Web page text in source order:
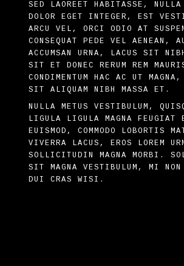
SED LAOREET HABITASSE,
DOLOR EGET INTEGER, EST
ARCU VEL, ORCI ODIO AT
CONSEQUAT PEDE VEL AENEAN,
ACCUMSAN URNA, LACUS SIT
SIT ET DONEC RERUM REM
CONDIMENTUM HAC AC UT MAGNA,
SIT ALIQUAM NIBH MASSA ET.
NULLA METUS VESTIBULUM,
LIGULA LIGULA MAGNA FEUGIAT
EUISMOD, COMMODO LOBORTIS
VIVERRA LACUS, EROS LOREM
SOLLICITUDIN MAGNA MORBI.
SIT MAGNA VESTIBULUM, MI NON
DUI CRAS WISI.